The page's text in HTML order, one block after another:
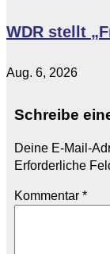
WDR stellt
Aug. 6, 2026
Schreibe
Deine E-Mail-
Erforderliche
Kommentar *